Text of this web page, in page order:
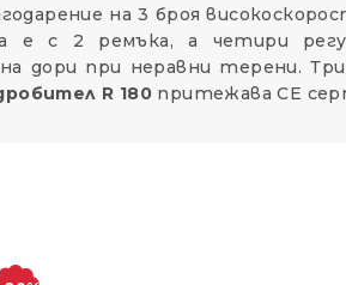
на 3 броя
е с 2 ремъка, а четири
дори при неравни терени.
R 180 притежава СЕ